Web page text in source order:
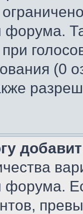
(0
форума.